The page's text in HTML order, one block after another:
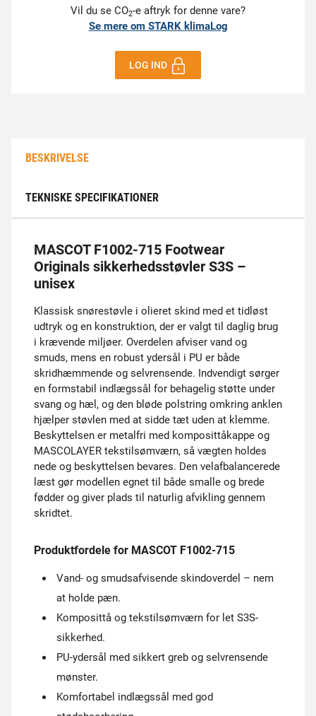
Vil du se CO2-e aftryk for denne vare?
Se mere om STARK klimaLog
LOG IND
BESKRIVELSE
TEKNISKE SPECIFIKATIONER
MASCOT F1002-715 Footwear
Originals sikkerhedsstøvler S3S –
unisex
Klassisk snørestøvle i olieret skind med et tidløst
udtryk og en konstruktion, der er valgt til daglig brug
i krævende miljøer. Overdelen afviser vand og
smuds, mens en robust ydersål i PU er både
skridhæmmende og selvrensende. Indvendigt sørger
en formstabil indlægssål for behagelig støtte under
svang og hæl, og den bløde polstring omkring anklen
hjælper støvlen med at sidde tæt uden at klemme.
Beskyttelsen er metalfri med komposittåkappe og
MASCOLAYER tekstilsømværn, så vægten holdes
nede og beskyttelsen bevares. Den velafbalancerede
læst gør modellen egnet til både smalle og brede
fødder og giver plads til naturlig afvikling gennem
skridtet.
Produktfordele for MASCOT F1002-715
Vand- og smudsafvisende skindoverdel – nem
at holde pæn.
Komposittå og tekstilsømværn for let S3S-
sikkerhed.
PU-ydersål med sikkert greb og selvrensende
mønster.
Komfortabel indlægssål med god